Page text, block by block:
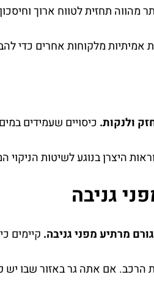
מהווה תחזית לטווח ארוך
אמיתיות מלקוחות אחרים
ולנקות. כיסויים שעמידים
היצרן בנוגע לשיטות הניקוי
גניבה
מרתיע מפני גניבה. קיימים
הרכב. אם אתה גר באזור שבו יש